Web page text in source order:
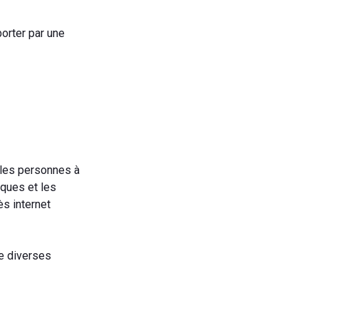
par une
personnes à
et les
internet
diverses